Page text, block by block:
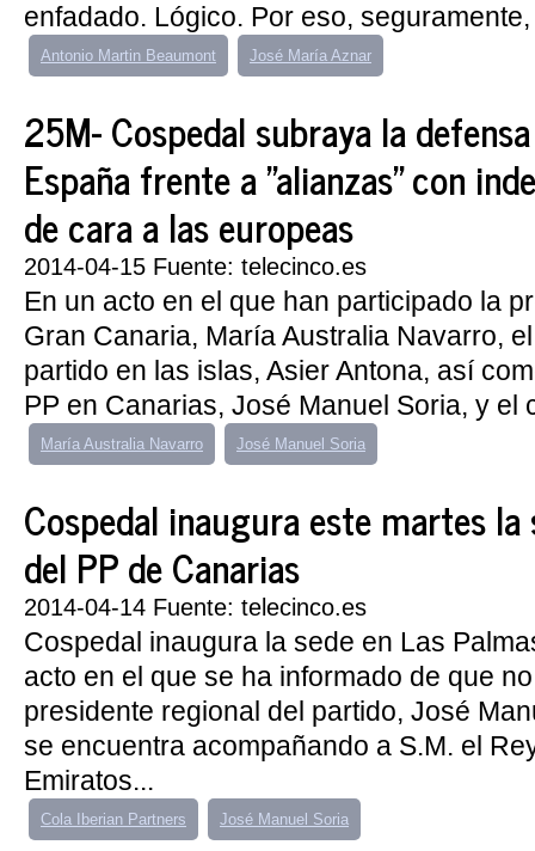
enfadado. Lógico. Por eso,
Antonio Martin Beaumont José María Aznar
25M- Cospedal subraya la
España frente a "alianzas" con
de cara a las europeas
2014-04-15 Fuente: telecinco.es
En un acto en el que han participado la
Gran Canaria, María Australia Navarro,
partido en las islas, Asier Antona, así
PP en Canarias, José Manuel Soria, y el
María Australia Navarro José Manuel Soria
Cospedal inaugura este martes
del PP de Canarias
2014-04-14 Fuente: telecinco.es
Cospedal inaugura la sede en Las
acto en el que se ha informado de que
presidente regional del partido, José
se encuentra acompañando a S.M. el
Emiratos...
Cola Iberian Partners José Manuel Soria